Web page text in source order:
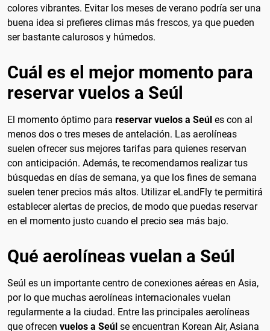
colores vibrantes. Evitar los meses de verano podría ser una
buena idea si prefieres climas más frescos, ya que pueden
ser bastante calurosos y húmedos.
Cuál es el mejor momento para
reservar vuelos a Seúl
El momento óptimo para reservar vuelos a Seúl es con al
menos dos o tres meses de antelación. Las aerolíneas
suelen ofrecer sus mejores tarifas para quienes reservan
con anticipación. Además, te recomendamos realizar tus
búsquedas en días de semana, ya que los fines de semana
suelen tener precios más altos. Utilizar eLandFly te permitirá
establecer alertas de precios, de modo que puedas reservar
en el momento justo cuando el precio sea más bajo.
Qué aerolíneas vuelan a Seúl
Seúl es un importante centro de conexiones aéreas en Asia,
por lo que muchas aerolíneas internacionales vuelan
regularmente a la ciudad. Entre las principales aerolíneas
que ofrecen vuelos a Seúl se encuentran Korean Air, Asiana